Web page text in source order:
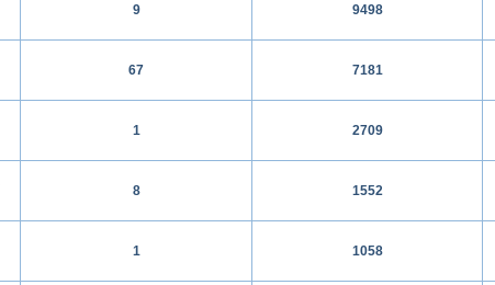
9 9498
67 7181
1 2709
8 1552
1 1058